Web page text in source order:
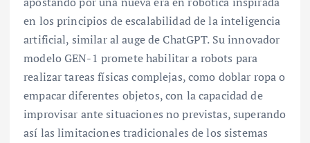
en los principios de escalabilidad de la inteligencia
artificial, similar al auge de ChatGPT. Su innovador
modelo GEN-1 promete habilitar a robots para
realizar tareas físicas complejas, como doblar ropa o
empacar diferentes objetos, con la capacidad de
improvisar ante situaciones no previstas, superando
así las limitaciones tradicionales de los sistemas